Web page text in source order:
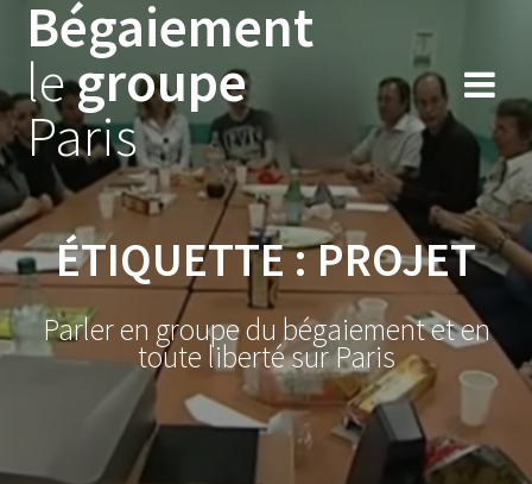
Skip
to
Bégaiement
legroupe
Paris
ÉTIQUETTE :PROJET
Parler en groupe du bégaiement et en
toute liberté sur Paris